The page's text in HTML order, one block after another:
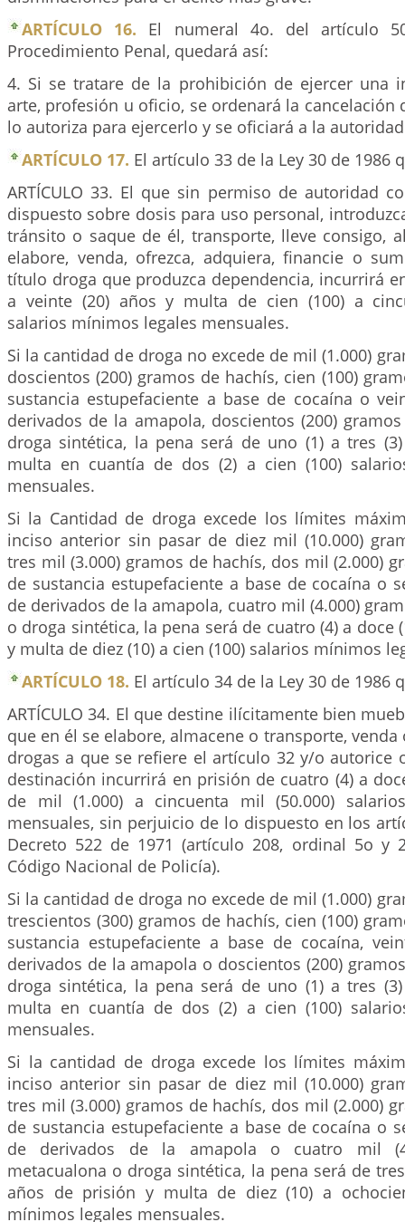
ARTÍCULO 16. El numeral 4o. del artículo
Procedimiento Penal, quedará así:
4. Si se tratare de la prohibición de ejercer una
arte, profesión u oficio, se ordenará la cancelación
lo autoriza para ejercerlo y se oficiará a la
ARTÍCULO 17. El artículo 33 de la Ley 30 de 1986
ARTÍCULO 33. El que sin permiso de autoridad
dispuesto sobre dosis para uso personal,
tránsito o saque de él, transporte, lleve consigo,
elabore, venda, ofrezca, adquiera, financie o
título droga que produzca dependencia, incurrirá
a veinte (20) años y multa de cien (100) a
salarios mínimos legales mensuales.
Si la cantidad de droga no excede de mil (1.000)
doscientos (200) gramos de hachís, cien (100)
sustancia estupefaciente a base de cocaína o
derivados de la amapola, doscientos (200)
droga sintética, la pena será de uno (1) a tres
multa en cuantía de dos (2) a cien (100)
mensuales.
Si la Cantidad de droga excede los límites
inciso anterior sin pasar de diez mil (10.000)
tres mil (3.000) gramos de hachís, dos mil (2.000)
de sustancia estupefaciente a base de cocaína o
de derivados de la amapola, cuatro mil (4.000)
o droga sintética, la pena será de cuatro (4) a doce
y multa de diez (10) a cien (100) salarios mínimos
ARTÍCULO 18. El artículo 34 de la Ley 30 de 1986
ARTÍCULO 34. El que destine ilícitamente bien
que en él se elabore, almacene o transporte, venda
drogas a que se refiere el artículo 32 y/o autorice
destinación incurrirá en prisión de cuatro (4) a
de mil (1.000) a cincuenta mil (50.000)
mensuales, sin perjuicio de lo dispuesto en los
Decreto 522 de 1971 (artículo 208, ordinal 5o y
Código Nacional de Policía).
Si la cantidad de droga no excede de mil (1.000)
trescientos (300) gramos de hachís, cien (100)
sustancia estupefaciente a base de cocaína,
derivados de la amapola o doscientos (200)
droga sintética, la pena será de uno (1) a tres
multa en cuantía de dos (2) a cien (100)
mensuales.
Si la cantidad de droga excede los límites
inciso anterior sin pasar de diez mil (10.000)
tres mil (3.000) gramos de hachís, dos mil (2.000)
de sustancia estupefaciente a base de cocaína o
de derivados de la amapola o cuatro mil
metacualona o droga sintética, la pena será de
años de prisión y multa de diez (10) a
mínimos legales mensuales.